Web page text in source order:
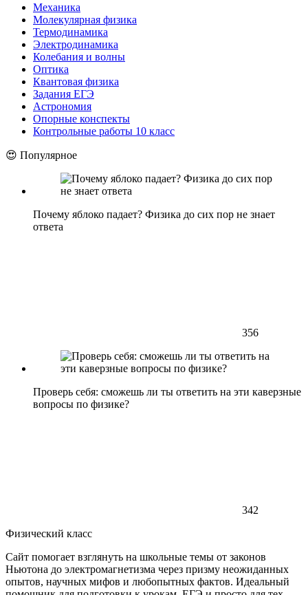
Механика
Молекулярная физика
Термодинамика
Электродинамика
Колебания и волны
Оптика
Квантовая физика
Задания ЕГЭ
Астрономия
Опорные конспекты
Контрольные работы 10 класс
😍 Популярное
Почему яблоко падает? Физика до сих пор не знает
ответа
356
Проверь себя: сможешь ли ты ответить на эти каверзные
вопросы по физике?
342
Физический класс
Сайт помогает взглянуть на школьные темы от законов
Ньютона до электромагнетизма через призму неожиданных
опытов, научных мифов и любопытных фактов. Идеальный